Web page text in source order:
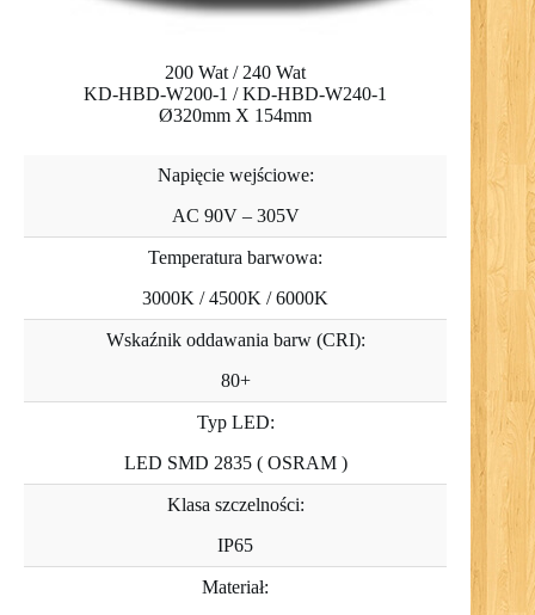
200 Wat / 240 Wat
KD-HBD-W200-1 / KD-HBD-W240-1
Ø320mm X 154mm
Napięcie wejściowe:
AC 90V – 305V
Temperatura barwowa:
3000K / 4500K / 6000K
Wskaźnik oddawania barw (CRI):
80+
Typ LED:
LED SMD 2835 ( OSRAM )
Klasa szczelności:
IP65
Materiał: